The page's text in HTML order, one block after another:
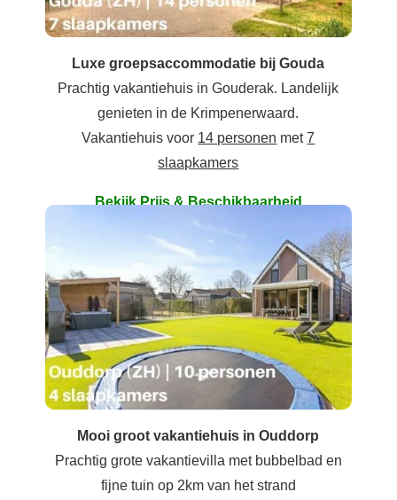
Luxe groepsaccommodatie bij Gouda
Prachtig vakantiehuis in Gouderak. Landelijk
genieten in de Krimpenerwaard.
Vakantiehuis voor 14 personen met7
slaapkamers
Bekijk Prijs & Beschikbaarheid
Mooi groot vakantiehuis in Ouddorp
Prachtig grote vakantievilla met bubbelbad en
fijne tuin op 2km van het strand